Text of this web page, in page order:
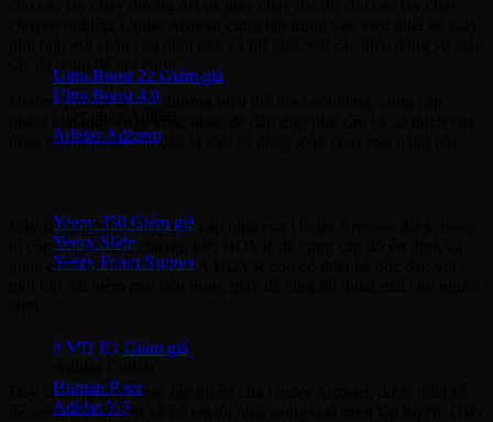
Ultra Boost 22
Ultra Boost 4.0
Adidas Adizero
Yeezy 350
Yeezy Slide
Yeezy Foam Runner
NMD R1
Human Race
Adidas Y-3
sắc đa dạng để lựa chọn.
Under Armour là một thương hiệu thể thao nổi tiếng, cung cấp
từng người chơi. Sau đây là một số dòng giày chạy của hãng này:
Đây là dòng giày chạy cao cấp nhất của Under Armour, được trang
bị công nghệ đệm chuyên biệt HOVR để cung cấp độ ổn định và
giảm chấn tốt nhất. Giày UA HOVR còn có thiết kế độc đáo với
UA Charged:
Đây là dòng giày chạy tập luyện của Under Armour, được thiết kế
để cung cấp độ bền và hỗ trợ tốt nhất trong quá trình tập luyện. Giày